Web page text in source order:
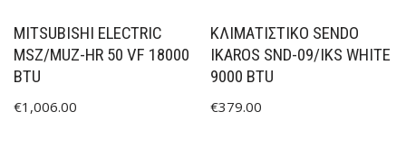
MITSUBISHI ELECTRIC
MSZ/MUZ-HR 50 VF 18000
BTU
€1,006.00
ΚΛΙΜΑΤΙΣΤΙΚΟ SENDO
IKAROS SND-09/IKS WHITE
9000 BTU
€379.00